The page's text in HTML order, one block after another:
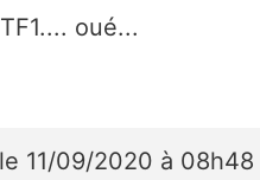
oué...
le 11/09/2020 à 08h48